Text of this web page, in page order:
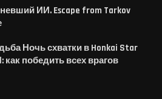
ИИ. Escape from Tarkov
Ночь схватки в Honkai Star
как победить всех врагов